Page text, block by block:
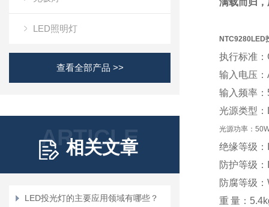
LED照明灯
查看全部产品 >>
ARTICLE
相关文章
LED投光灯的主要应用领域有哪些？
满载而归
NTC9280LED
执行标准：
输入电压：
输入频率：
光源类型：
光源功率：
绝缘等级：
防护等级：
防腐等级：
重 量：